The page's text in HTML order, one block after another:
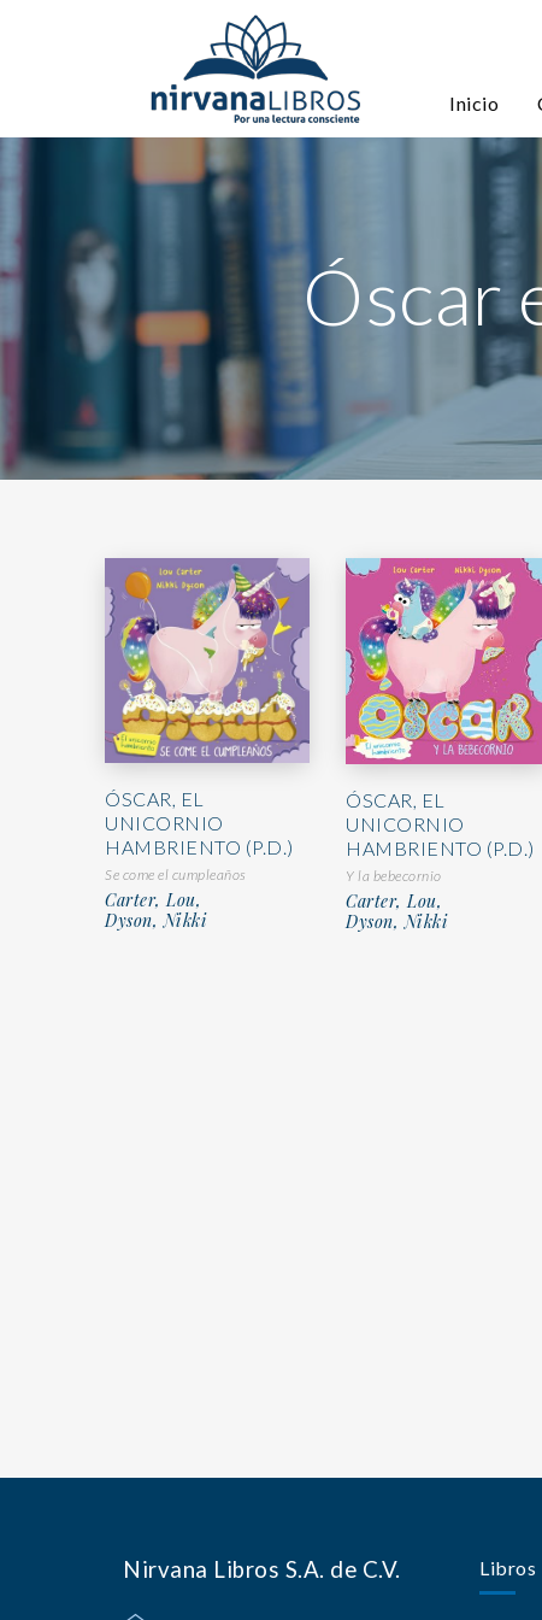
Inicio
Óscar
ÓSCAR, EL
UNICORNIO
HAMBRIENTO (P.D.)
Se come el cumpleaños
Carter, Lou,
Dyson, Nikki
ÓSCAR, EL
UNICORNIO
HAMBRIENTO (P.D.)
Y la bebecornio
Carter, Lou,
Dyson, Nikki
Nirvana Libros S.A. de C.V. Libros